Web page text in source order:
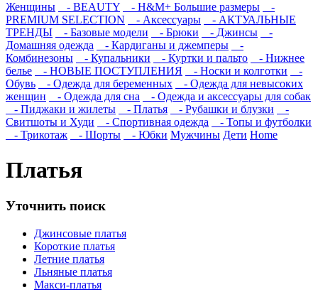
Женщины
- BEAUTY - H&M+ Большие размеры
-
PREMIUM SELECTION
- Аксессуары
- АКТУАЛЬНЫЕ
ТРЕНДЫ
- Базовые модели - Брюки - Джинсы
-
Домашняя одежда
- Кардиганы и джемперы
-
Комбинезоны
- Купальники - Куртки и пальто
- Нижнее
белье
- НОВЫЕ ПОСТУПЛЕНИЯ - Носки и колготки
-
Обувь
- Одежда для беременных
- Одежда для невысоких
женщин
- Одежда для сна
- Одежда и аксессуары для собак
- Пиджаки и жилеты
- Платья - Рубашки и блузки
-
Свитшоты и Худи
- Спортивная одежда
- Топы и футболки
- Трикотаж
- Шорты - Юбки Мужчины Дети Home
Платья
Уточнить поиск
Джинсовые платья
Короткие платья
Летние платья
Льняные платья
Макси-платья